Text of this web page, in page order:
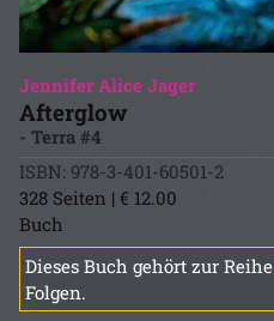
Jennifer Alice Jager
Afterglow
- Terra #4
ISBN: 978-3-401-60501-2
328 Seiten | € 12.00
Buch
Dieses Buch gehört zur Reihe
Folgen.